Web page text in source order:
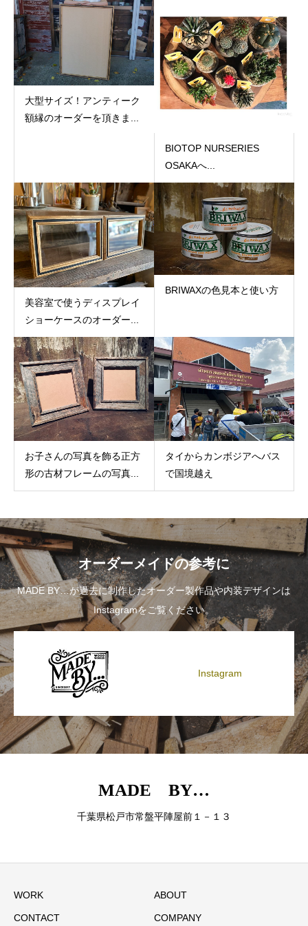
大型サイズ！アンティーク
額縁のオーダーを頂きま...
BIOTOP NURSERIES
OSAKAへ...
美容室で使うディスプレイ
ショーケースのオーダー...
BRIWAXの色見本と使い方
お子さんの写真を飾る正方
形の古材フレームの写真...
タイからカンボジアへバス
で国境越え
オーダーメイドの参考に
MADE BY…が過去に制作したオーダー製作品や内装デザインは
Instagramをご覧ください。
Instagram
MADE BY…
千葉県松戸市常盤平陣屋前１－１３
WORK ABOUT
CONTACT COMPANY